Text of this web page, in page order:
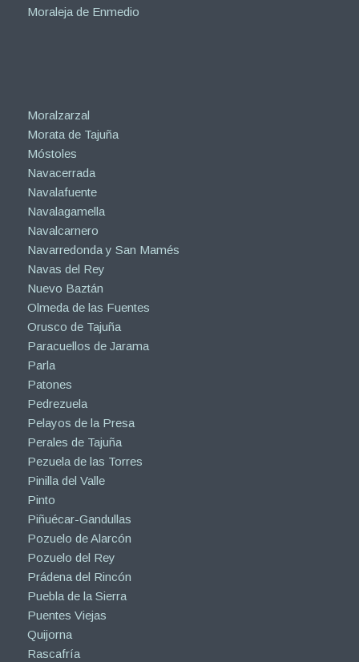
Moraleja de Enmedio
Moralzarzal
Morata de Tajuña
Móstoles
Navacerrada
Navalafuente
Navalagamella
Navalcarnero
Navarredonda y San Mamés
Navas del Rey
Nuevo Baztán
Olmeda de las Fuentes
Orusco de Tajuña
Paracuellos de Jarama
Parla
Patones
Pedrezuela
Pelayos de la Presa
Perales de Tajuña
Pezuela de las Torres
Pinilla del Valle
Pinto
Piñuécar-Gandullas
Pozuelo de Alarcón
Pozuelo del Rey
Prádena del Rincón
Puebla de la Sierra
Puentes Viejas
Quijorna
Rascafría